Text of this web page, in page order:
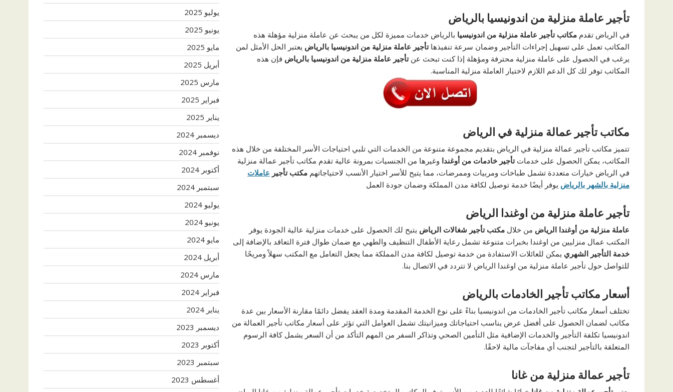
تأجير عاملة منزلية من اندونيسيا بالرياض
في الرياض تقدم مكاتب تأجير عاملة منزلية من اندونيسيا بالرياض خدمات مميزة لكل من يبحث عن عاملة منزلية مؤهلة هذه
المكاتب تعمل على تسهيل إجراءات التأجير وضمان سرعة تنفيذهاتأجير عاملة منزلية من اندونيسيا بالرياض يعتبر الحل الأمثل لمن
يرغب في الحصول على عاملة منزلية محترفة ومؤهلة إذا كنت تبحث عنتأجير عاملة منزلية من اندونيسيا بالرياض فإن هذه
المكاتب توفر لك كل الدعم اللازم لاختيار العاملة منزلية المناسبة.
مكاتب تأجير عمالة منزلية في الرياض
تتميز مكاتب تأجير عمالة منزلية في الرياض بتقديم مجموعة متنوعة من الخدمات التي تلبي احتياجات الأسر المختلفة من خلال هذه
المكاتب، يمكن الحصول على خدماتتأجير خادمات من أوغندا وغيرها من الجنسيات بمرونة عالية تقدم مكاتب تأجير عمالة منزلية
في الرياض خيارات متعددة تشمل طباخات ومربيات وممرضات، مما يتيح للأسر اختيار الأنسب لاحتياجاتهم مكتب تأجير عاملات
منزلية بالشهر بالرياض يوفر أيضًا خدمة توصيل لكافة مدن المملكة وضمان جودة العمل
تأجير عاملة منزلية من اوغندا الرياض
عاملة منزلية من أوغندا الرياض من خلال مكتب تأجير شغالات الرياض يتيح لك الحصول على خدمات منزلية عالية الجودة يوفر
المكتب عمال منزليين من اوغندا بخبرات متنوعة تشمل رعاية الأطفال التنظيف والطهي مع ضمان طوال فترة التعاقد بالإضافة إلى
خدمة التأجير الشهري يمكن للعائلات الاستفادة من خدمة توصيل لكافة مدن المملكة مما يجعل التعامل مع المكتب سهلاً ومريحًا
للتواصل حول تأجير عاملة منزلية من اوغندا الرياض لا تتردد في الاتصال بنا.
أسعار مكاتب تأجير الخادمات بالرياض
تختلف أسعار مكاتب تأجير الخادمات من اندونيسيا بناءً على نوع الخدمة المقدمة ومدة العقد يفضل دائمًا مقارنة الأسعار بين عدة
مكاتب لضمان الحصول على أفضل عرض يناسب احتياجاتك وميزانيتك تشمل العوامل التي تؤثر على أسعار مكاتب تأجير العمالة من
اندونيسيا تكلفة التأجير والخدمات الإضافية مثل التأمين الصحي وتذاكر السفر من المهم التأكد من أن السعر يشمل كافة الرسوم
المتعلقة بالتأجير لتجنب أي مفاجآت مالية لاحقًا.
تأجير عمالة منزلية من غانا
يوليو 2025
يونيو 2025
مايو 2025
أبريل 2025
مارس 2025
فبراير 2025
يناير 2025
ديسمبر 2024
نوفمبر 2024
أكتوبر 2024
سبتمبر 2024
يوليو 2024
يونيو 2024
مايو 2024
أبريل 2024
مارس 2024
فبراير 2024
يناير 2024
ديسمبر 2023
أكتوبر 2023
سبتمبر 2023
أغسطس 2023